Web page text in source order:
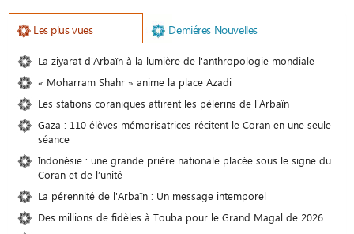
Les plus vues Demiéres Nouvelles
La ziyarat d'Arbaïn à la lumière de l'anthropologie mondiale
« Moharram Shahr » anime la place Azadi
Les stations coraniques attirent les pèlerins de l'Arbaïn
Gaza : 110 élèves mémorisatrices récitent le Coran en une seule
séance
Indonésie : une grande prière nationale placée sous le signe du
Coran et de l’unité
La pérennité de l'Arbaïn : Un message intemporel
Des millions de fidèles à Touba pour le Grand Magal de 2026